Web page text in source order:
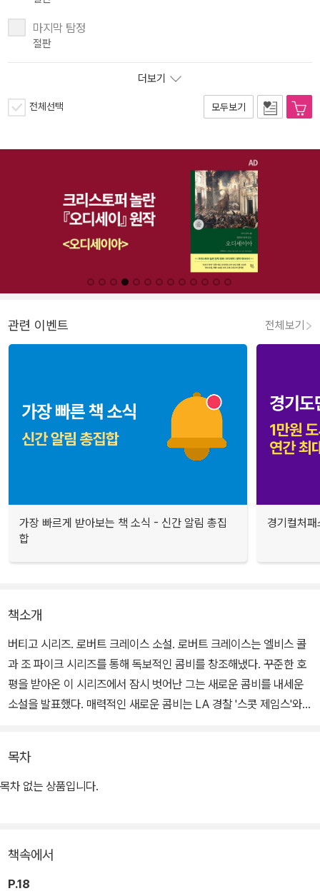
마지막 탐정
절판
더보기
전체선택 모두보기
관련 이벤트 전체보기
가장 빠르게 받아보는 책 소식 - 신간 알림 총집
합
경기컬처
책소개
버티고 시리즈. 로버트 크레이스 소설. 로버트 크레이스는 엘비스 콜
과 조 파이크 시리즈를 통해 독보적인 콤비를 창조해냈다. 꾸준한 호
평을 받아온 이 시리즈에서 잠시 벗어난 그는 새로운 콤비를 내세운
소설을 발표했다. 매력적인 새로운 콤비는 LA 경찰 '스콧 제임스'와
크레이스는 비슷한 상처로 인해 트라우마에 시달리는 사람과 개가 서
로의 회복을 도우며 여러 난관을 극복하고 사건을 해결하는 과정을
LA 경찰 스콧 제임스는 신원불명의 괴한들과 벌인 격렬한 총격 사건
목차
목차 없는 상품입니다.
책속에서
P.18